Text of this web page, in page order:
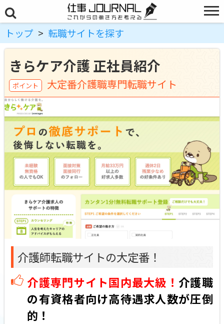
トップ > 転職サイトを探す
きらケア介護 正社員紹介
大定番介護職専門転職サイト
介護師転職サイトの大定番！
介護専門サイト国内最大級！ 介護職
の有資格者向け高待遇求人数が圧倒
的！